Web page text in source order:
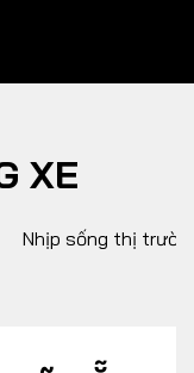
XE
Nhịp sống thị